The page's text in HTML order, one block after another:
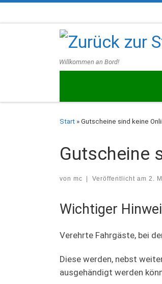
Willkommen an Bord!
Start » Gutscheine sind keine
Gutscheine
von mc | Veröffentlicht am 2.
Wichtiger
Verehrte Fahrgäste, bei
Diese werden, nebst
ausgehändigt werden